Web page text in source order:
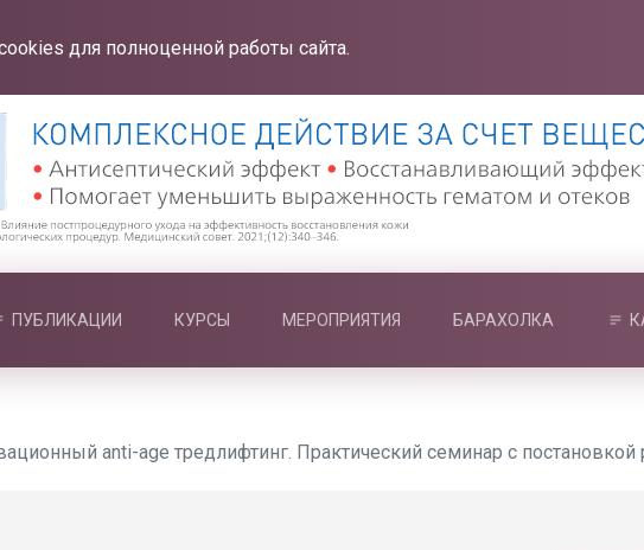
для полноценной работы сайта.
ПУБЛИКАЦИИ КУРСЫ МЕРОПРИЯТИЯ БАРАХОЛКА
anti-age тредлифтинг. Практический семинар с постановкой